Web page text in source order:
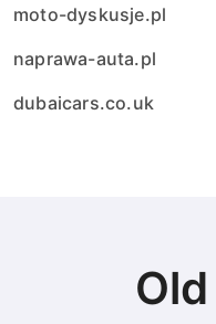
moto-dyskusje.pl
naprawa-auta.pl
dubaicars.co.uk